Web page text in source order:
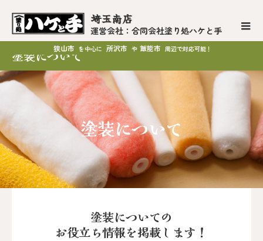
埼玉南店
運営会社：合同会社塗り処ハケと手
狭山市 を中心に 所沢市 や 飯能市 周辺で対応可能！
塗装について
塗装について
塗装についての
お役立ち情報を掲載します！